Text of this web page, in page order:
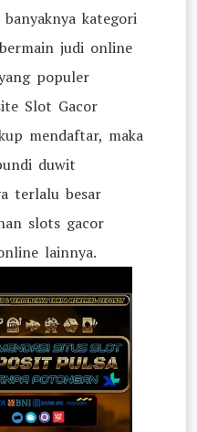
kategori
judi online
populer
Slot Gacor
mendaftar, maka
duwit
terlalu besar
slots gacor
lainnya.